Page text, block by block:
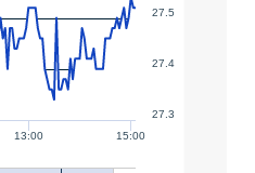
13:00 15:00
27.3
27.4
27.5